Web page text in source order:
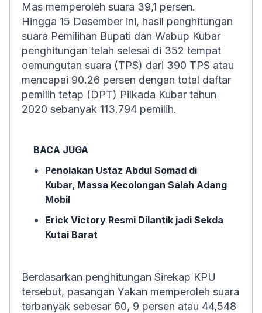
Mas memperoleh suara 39,1 persen.
Hingga 15 Desember ini, hasil penghitungan
suara Pemilihan Bupati dan Wabup Kubar
penghitungan telah selesai di 352 tempat
oemungutan suara (TPS) dari 390 TPS atau
mencapai 90.26 persen dengan total daftar
pemilih tetap (DPT) Pilkada Kubar tahun
2020 sebanyak 113.794 pemilih.
BACA JUGA
Penolakan Ustaz Abdul Somad di
Kubar, Massa Kecolongan Salah Adang
Mobil
Erick Victory Resmi Dilantik jadi Sekda
Kutai Barat
Berdasarkan penghitungan Sirekap KPU
tersebut, pasangan Yakan memperoleh suara
terbanyak sebesar 60, 9 persen atau 44,548